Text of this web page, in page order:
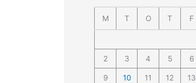
M T O T F
2
3 4 5 6
9
10 11 12 13